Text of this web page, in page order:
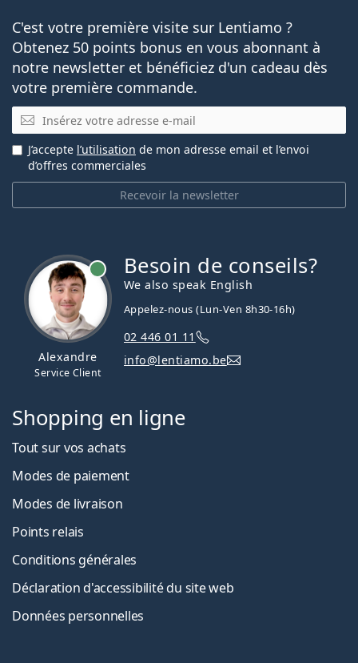
C'est votre première visite sur Lentiamo ?
Obtenez 50 points bonus en vous abonnant à
notre newsletter et bénéficiez d'un cadeau dès
votre première commande.
E-mail
Recevoir la newsletter
J’accepte l’utilisation de mon adresse email et l’envoi
d’offres commerciales
Alexandre
Service Client
Besoin de conseils?
We also speak English
Appelez-nous (Lun-Ven 8h30-16h)
02 446 01 11
info@lentiamo.be
Shopping en ligne
Tout sur vos achats
Modes de paiement
Modes de livraison
Points relais
Conditions générales
Déclaration d'accessibilité du site web
Données personnelles